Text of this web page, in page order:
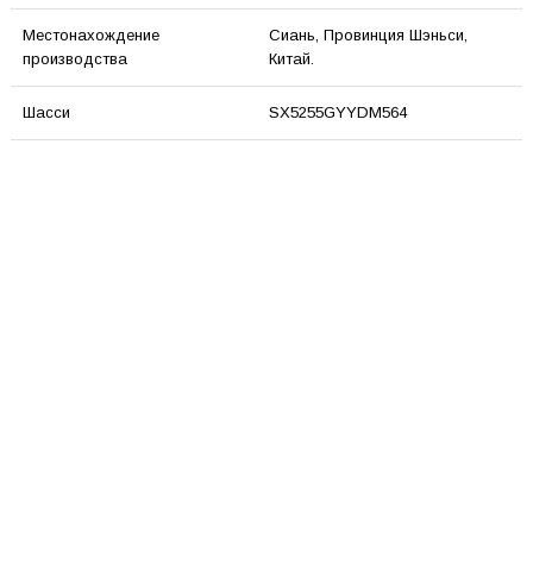
Местонахождение
производства
Сиань, Провинция Шэньси,
Китай.
Шасси SX5255GYYDM564